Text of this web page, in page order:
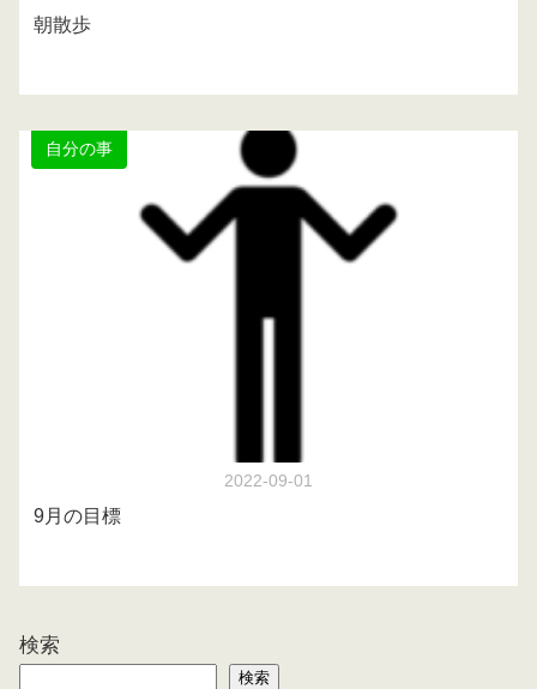
朝散歩
自分の事
2022-09-01
9月の目標
検索
検索